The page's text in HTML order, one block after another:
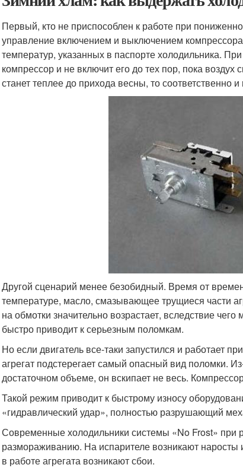
Первый, кто не приспособлен к работе при
управление включением и выключением
температур, указанных в паспорте холодильника.
компрессор и не включит его до тех пор, пока
станет теплее до прихода весны, то соответственно
Другой сценарий менее безобидный. Время от
температуре, масло, смазывающее трущиеся части
на обмотки значительно возрастает, вследствие
быстро приводит к серьезным поломкам.
Но если двигатель все-таки запустился и работает
агрегат подстерегает самый опасный вид поломки.
достаточном объеме, он вскипает не весь.
Такой режим приводит к быстрому износу
«гидравлический удар», полностью разрушающий
Современные холодильники системы «No Frost» при
размораживанию. На испарителе возникают
в работе агрегата возникают сбои.